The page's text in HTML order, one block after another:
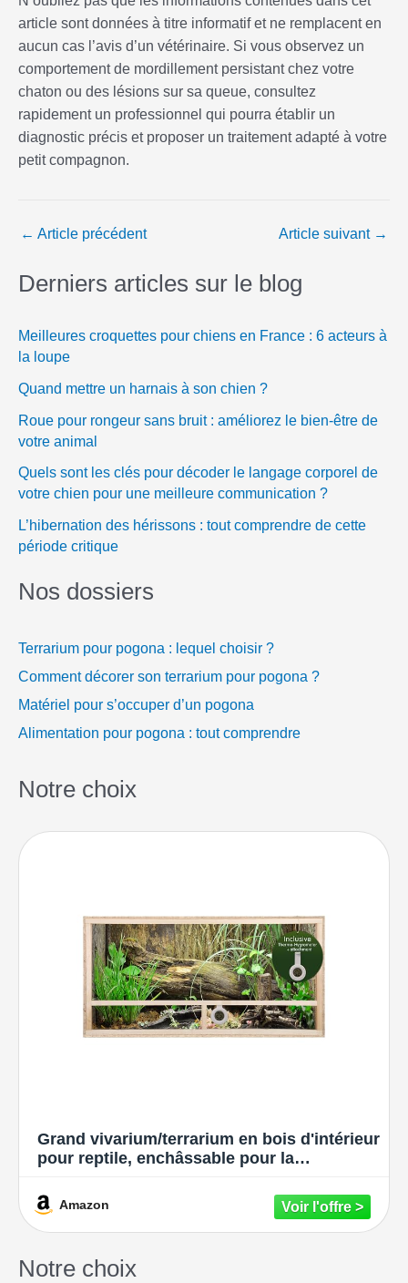
article sont données à titre informatif et ne remplacent en
aucun cas l’avis d’un vétérinaire. Si vous observez un
comportement de mordillement persistant chez votre
chaton ou des lésions sur sa queue, consultez
rapidement un professionnel qui pourra établir un
diagnostic précis et proposer un traitement adapté à votre
petit compagnon.
← Article précédent Article suivant →
Derniers articles sur le blog
Meilleures croquettes pour chiens en France : 6 acteurs à
la loupe
Quand mettre un harnais à son chien ?
Roue pour rongeur sans bruit : améliorez le bien-être de
votre animal
Quels sont les clés pour décoder le langage corporel de
votre chien pour une meilleure communication ?
L’hibernation des hérissons : tout comprendre de cette
période critique
Nos dossiers
Terrarium pour pogona : lequel choisir ?
Comment décorer son terrarium pour pogona ?
Matériel pour s’occuper d’un pogona
Alimentation pour pogona : tout comprendre
Notre choix
Grand vivarium/terrarium en bois d'intérieur
pour reptile, enchâssable pour la
120x60x60cm - Side Vent
Amazon
Notre choix